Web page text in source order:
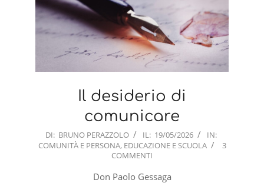
Il desiderio di
comunicare
2026-
05-
DI: BRUNO PERAZZOLO IL: 19/05/2026
IN:
COMUNITÀ E PERSONA, EDUCAZIONE E SCUOLA
3
COMMENTI
Don Paolo Gessaga